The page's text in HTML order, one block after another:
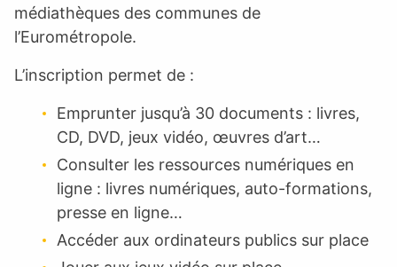
médiathèques des communes de
l’Eurométropole.
L’inscription permet de :
Emprunter jusqu’à 30 documents : livres,
CD, DVD, jeux vidéo, œuvres d’art…
Consulter les ressources numériques en
ligne : livres numériques, auto-formations,
presse en ligne…
Accéder aux ordinateurs publics sur place